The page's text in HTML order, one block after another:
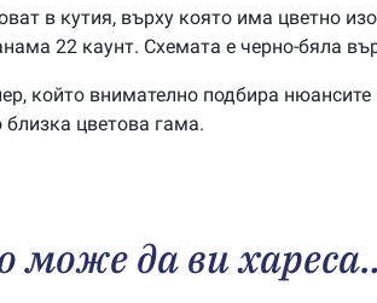
в кутия, върху която има цветно
22 каунт. Схемата е черно-бяла
който внимателно подбира нюансите
цветова гама.
може да ви